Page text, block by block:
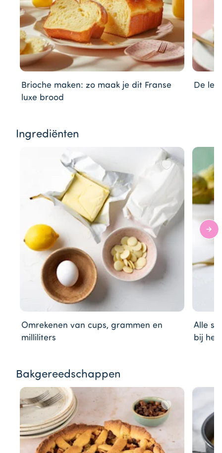
Brioche maken: zo maak je dit Franse
luxe brood
De
1Ingrediënten
Omrekenen van cups, grammen en
milliliters
Alle
bij het
1
of
19
Bakgereedschappen